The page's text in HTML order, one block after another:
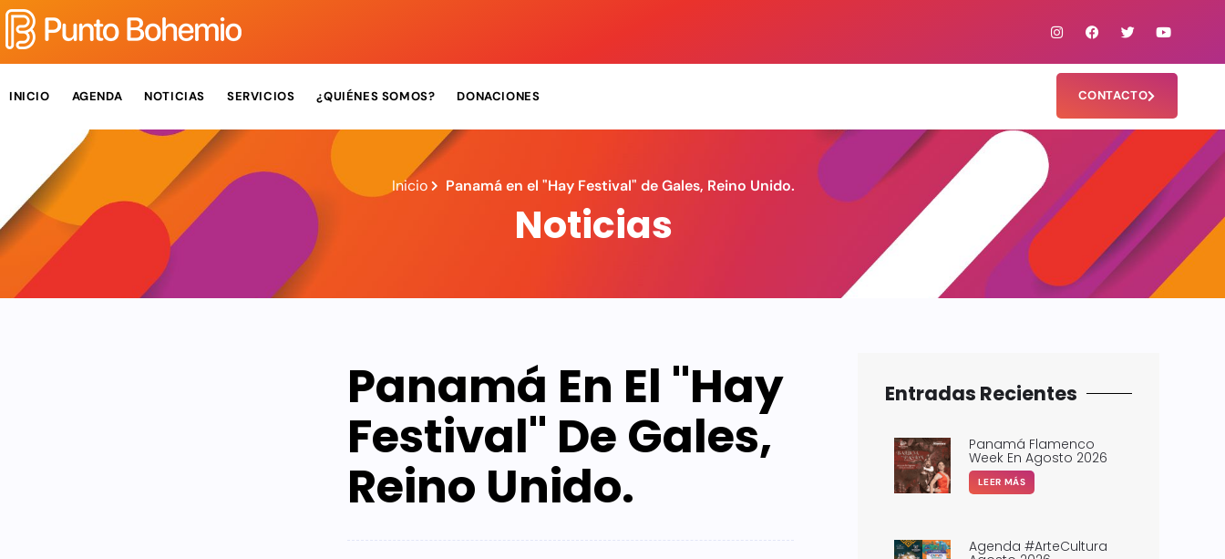
INICIO AGENDA NOTICIAS SERVICIOS ¿QUIÉNES SOMOS? DONACIONES CONTACTO
Inicio Panamá en el "Hay Festival" de Gales, Reino Unido.
Noticias
Panamá En El "Hay
Festival" De Gales,
Reino Unido.
Entradas Recientes
Panamá Flamenco
Week En Agosto 2026
LEER MÁS
Agenda #ArteCultura